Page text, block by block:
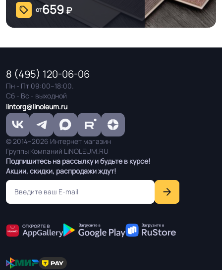
от659 ₽
Подпишитесь на рассылку и будьте в курсе!
Акции, скидки, распродажи ждут!
8 (495) 120-06-06
Пн - Пт 09:00–18:00.
Сб - Вс - выходной
lintorg@linoleum.ru
© 2014–2026 Интернет магазин
Группы Компаний LiNOLEUM.RU